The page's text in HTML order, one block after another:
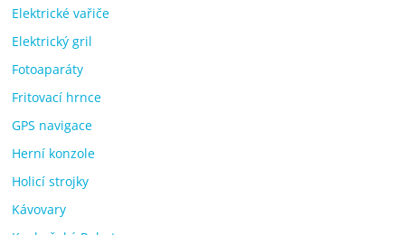
Elektrické vařiče
Elektrický gril
Fotoaparáty
Fritovací hrnce
GPS navigace
Herní konzole
Holicí strojky
Kávovary